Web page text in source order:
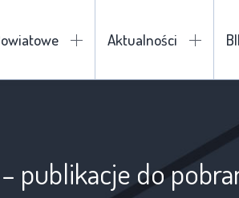
Aktualności
publikacje do